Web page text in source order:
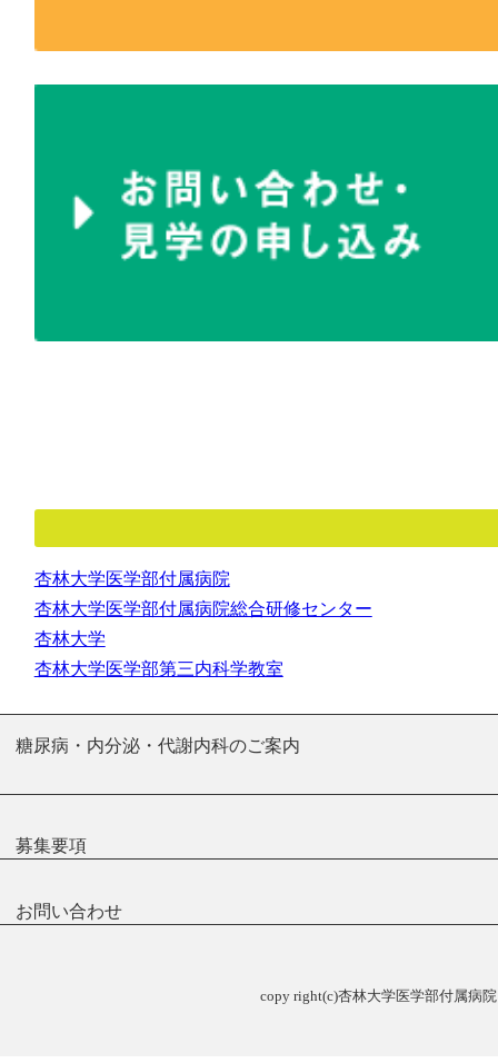
杏林大学医学部付属病院
杏林大学医学部付属病院総合研修センター
杏林大学
杏林大学医学部第三内科学教室
糖尿病・内分泌・代謝内科のご案内
募集要項
お問い合わせ
copy right(c)杏林大学医学部付属病